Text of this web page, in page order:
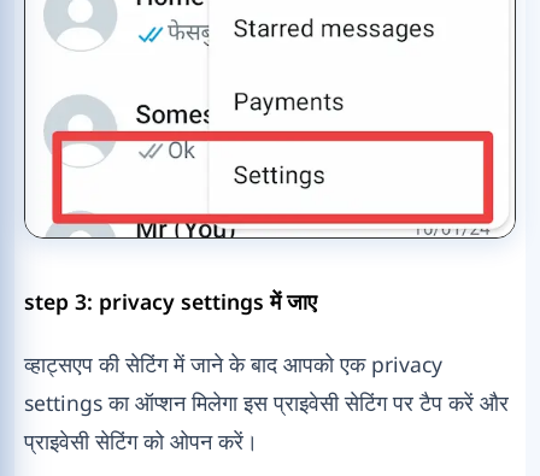
step 3: privacy settings में जाए
व्हाट्सएप की सेटिंग में जाने के बाद आपको एक privacy
settings का ऑप्शन मिलेगा इस प्राइवेसी सेटिंग पर टैप करें और
प्राइवेसी सेटिंग को ओपन करें।